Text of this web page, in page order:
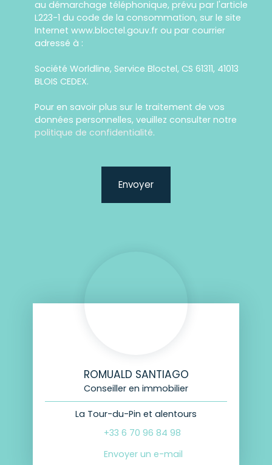
au démarchage téléphonique, prévu par l'article
L223-1 du code de la consommation, sur le site
Internet www.bloctel.gouv.fr ou par courrier
adressé à :
Société Worldline, Service Bloctel, CS 61311, 41013
BLOIS CEDEX.
Pour en savoir plus sur le traitement de vos
données personnelles, veuillez consulter notre
politique de confidentialité.
Envoyer
ROMUALD SANTIAGO
Conseiller en immobilier
La Tour-du-Pin et alentours
+33 6 70 96 84 98
Envoyer un e-mail